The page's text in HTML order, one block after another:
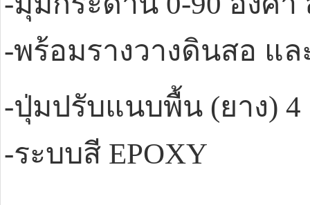
-พร้อมรางวางดินสอ แ
-ปุ่มปรับแนบพื้น (ยาง) 4
-ระบบสี EPOXY